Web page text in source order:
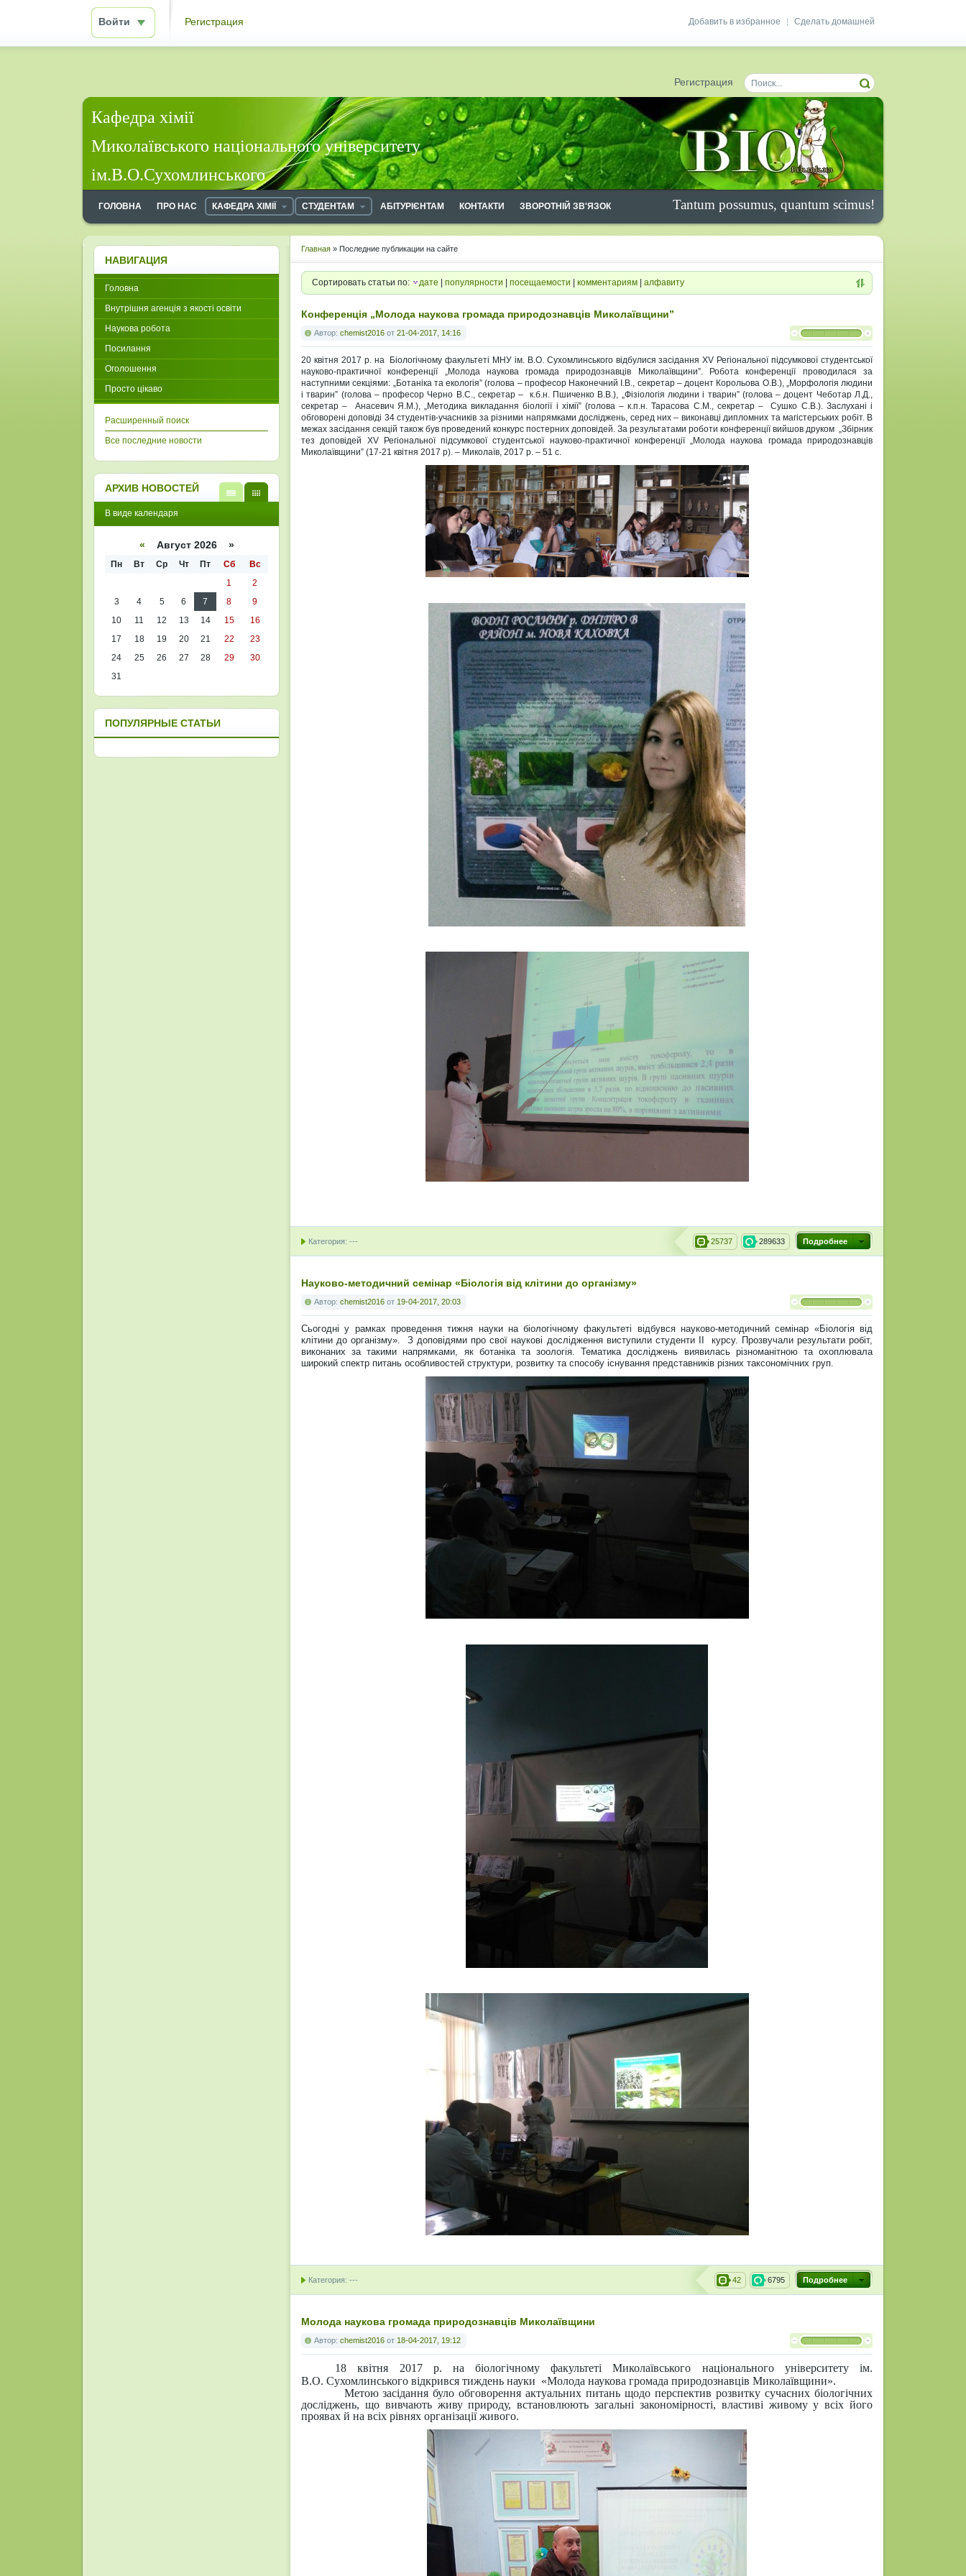
Сделать домашней
Добавить в избранное
Войти Регистрация
Регистрация
Кафедра хімії
Миколаївського національного університету
ім.В.О.Сухомлинського
Tantum possumus, quantum scimus!
ГОЛОВНА ПРО НАС КАФЕДРА ХІМІЇ СТУДЕНТАМ АБІТУРІЄНТАМ КОНТАКТИ ЗВОРОТНІЙ ЗВ'ЯЗОК
Главная » Последние публикации на сайте
Сортировать статьи по: дате популярности посещаемости комментариям алфавиту
Конференція „Молода наукова громада природознавців Миколаївщини”
Автор: chemist2016 от 21-04-2017, 14:16
20 квітня 2017 р. на Біологічному факультеті МНУ ім. В.О. Сухомлинського відбулися засідання XV Регіональної підсумкової студентської
науково-практичної конференції „Молода наукова громада природознавців Миколаївщини”. Робота конференції проводилася за
наступними секціями: „Ботаніка та екологія” (голова – професор Наконечний І.В., секретар – доцент Корольова О.В.), „Морфологія людини
і тварин” (голова – професор Черно В.С., секретар – к.б.н. Пшиченко В.В.), „Фізіологія людини і тварин” (голова – доцент Чеботар Л.Д.,
секретар – Анасевич Я.М.), „Методика викладання біології і хімії” (голова – к.п.н. Тарасова С.М., секретар – Сушко С.В.). Заслухані і
обговорені доповіді 34 студентів-учасників за різними напрямками досліджень, серед них – виконавці дипломних та магістерських робіт. В
межах засідання секцій також був проведений конкурс постерних доповідей. За результатами роботи конференції вийшов друком „Збірник
тез доповідей XV Регіональної підсумкової студентської науково-практичної конференції „Молода наукова громада природознавців
Миколаївщини” (17-21 квітня 2017 р). – Миколаїв, 2017 р. – 51 с.
Подробнее
289633
25737
Категория: ---
Науково-методичний семінар «Біологія від клітини до організму»
Автор: chemist2016 от 19-04-2017, 20:03
Сьогодні у рамках проведення тижня науки на біологічному факультеті відбувся науково-методичний семінар «Біологія від
клітини до організму». З доповідями про свої наукові дослідження виступили студенти ІІ курсу. Прозвучали результати робіт,
виконаних за такими напрямками, як ботаніка та зоологія. Тематика досліджень виявилась різноманітною та охоплювала
широкий спектр питань особливостей структури, розвитку та способу існування представників різних таксономічних груп.
Подробнее
6795
42
Категория: ---
Молода наукова громада природознавців Миколаївщини
Автор: chemist2016 от 18-04-2017, 19:12
18 квітня 2017 р. на біологічному факультеті Миколаївського національного університету ім.
В.О. Сухомлинського відкрився тиждень науки «Молода наукова громада природознавців Миколаївщини».
Метою засідання було обговорення актуальних питань щодо перспектив розвитку сучасних біологічних
досліджень, що вивчають живу природу, встановлюють загальні закономірності, властиві живому у всіх його
проявах й на всіх рівнях організації живого.
НАВИГАЦИЯ
Головна
Внутрішня агенція з якості освіти
Наукова робота
Посилання
Оголошення
Просто цікаво
Расширенный поиск
Все последние новости
АРХИВ НОВОСТЕЙ
кален
списк
В виде календаря
« Август 2026 »
Пн Вт Ср Чт Пт Сб
Вс
1
2
3
4 5 6 7 8
9
10
11 12 13 14 15
16
17
18 19 20 21 22
23
24
25 26 27 28 29
30
31
ПОПУЛЯРНЫЕ СТАТЬИ